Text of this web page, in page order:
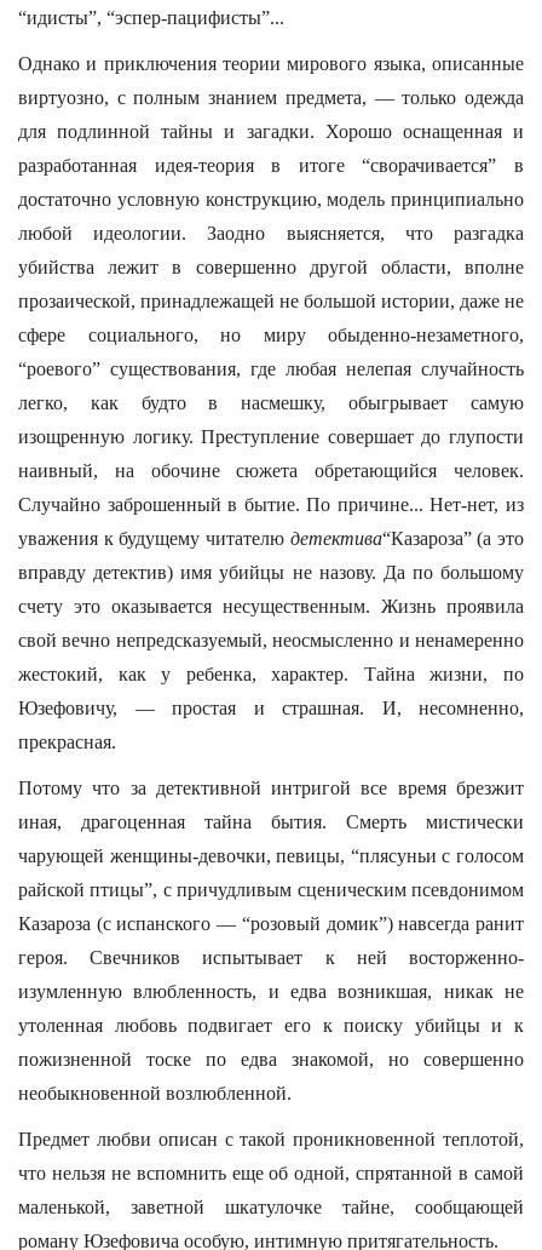
“идисты”, “эспер-пацифисты”...
Однако и приключения теории мирового языка, описанные
виртуозно, с полным знанием предмета, — только одежда
для подлинной тайны и загадки. Хорошо оснащенная и
разработанная идея-теория в итоге “сворачивается” в
достаточно условную конструкцию, модель принципиально
любой идеологии. Заодно выясняется, что разгадка
убийства лежит в совершенно другой области, вполне
прозаической, принадлежащей не большой истории, даже не
сфере социального, но миру обыденно-незаметного,
“роевого” существования, где любая нелепая случайность
легко, как будто в насмешку, обыгрывает самую
изощренную логику. Преступление совершает до глупости
наивный, на обочине сюжета обретающийся человек.
Случайно заброшенный в бытие. По причине... Нет-нет, из
уважения к будущему читателю детектива“Казароза” (а это
вправду детектив) имя убийцы не назову. Да по большому
счету это оказывается несущественным. Жизнь проявила
свой вечно непредсказуемый, неосмысленно и ненамеренно
жестокий, как у ребенка, характер. Тайна жизни, по
Юзефовичу, — простая и страшная. И, несомненно,
прекрасная.
Потому что за детективной интригой все время брезжит
иная, драгоценная тайна бытия. Смерть мистически
чарующей женщины-девочки, певицы, “плясуньи с голосом
райской птицы”, с причудливым сценическим псевдонимом
Казароза (с испанского — “розовый домик”) навсегда ранит
героя. Свечников испытывает к ней восторженно-
изумленную влюбленность, и едва возникшая, никак не
утоленная любовь подвигает его к поиску убийцы и к
пожизненной тоске по едва знакомой, но совершенно
необыкновенной возлюбленной.
Предмет любви описан с такой проникновенной теплотой,
что нельзя не вспомнить еще об одной, спрятанной в самой
маленькой, заветной шкатулочке тайне, сообщающей
роману Юзефовича особую, интимную притягательность.